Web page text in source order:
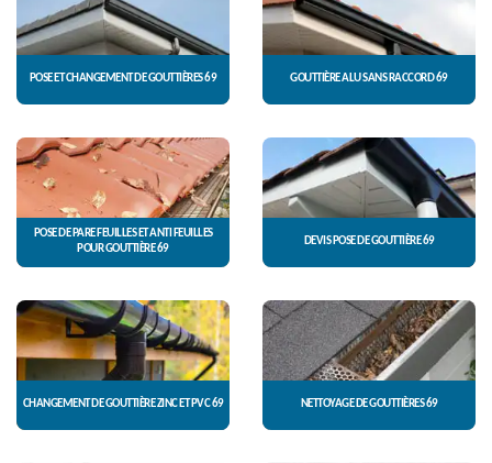
POSE ET CHANGEMENT DE GOUTTIÈRES 69 GOUTTIÈRE ALU SANS RACCORD 69
POSE DE PARE FEUILLES ET ANTI FEUILLES
POUR GOUTTIÈRE 69
DEVIS POSE DE GOUTTIÈRE 69
CHANGEMENT DE GOUTTIÈRE ZINC ET PVC 69 NETTOYAGE DE GOUTTIÈRES 69